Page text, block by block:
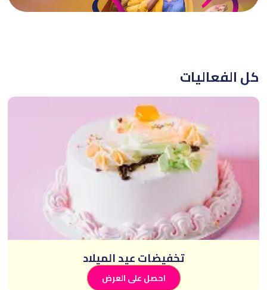
كل الفعاليات
تخفيضات عيد الميلاد
احصل على العرض